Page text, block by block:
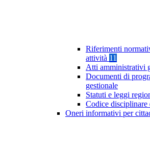
Riferimenti
attività 11
Atti amministrativi
Documenti di
gestionale
Statuti e leggi
Codice disciplinare
Oneri informativi per